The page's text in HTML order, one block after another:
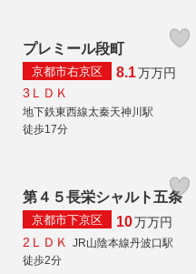
プレミール段町
京都市右京区 8.1万万円
3ＬＤＫ
地下鉄東西線太秦天神川駅
徒歩17分
第４５長栄シャルト五条
京都市下京区 10万万円
2ＬＤＫ
JR山陰本線丹波口駅
徒歩2分